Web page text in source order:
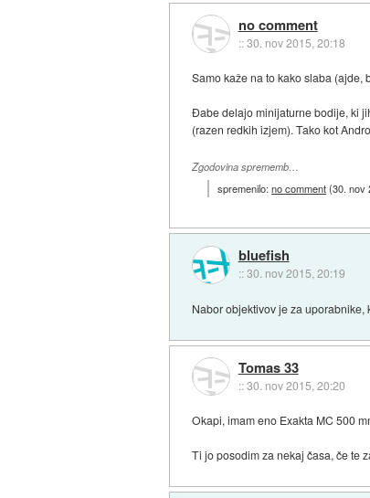
no comment
::30. nov 2015, 20:18
Samo kaže na to kako slaba (ajde,
Đabe delajo minijaturne bodije, ki
(razen redkih izjem). Tako kot
Zgodovina sprememb…
spremenilo:no comment(30. nov
bluefish
::30. nov 2015, 20:19
Nabor objektivov je za
Tomas 33
::30. nov 2015, 20:20
Okapi, imam eno Exakta MC 500
Ti jo posodim za nekaj časa, če te